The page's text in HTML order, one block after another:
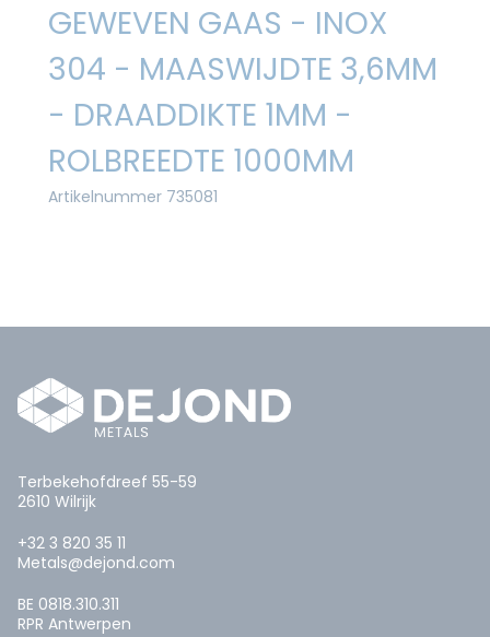
GEWEVEN GAAS - INOX
304 - MAASWIJDTE 3,6MM
- DRAADDIKTE 1MM -
ROLBREEDTE 1000MM
Artikelnummer 735081
Terbekehofdreef 55-59
2610 Wilrijk
+32 3 820 35 11
Metals@dejond.com
BE 0818.310.311
RPR Antwerpen